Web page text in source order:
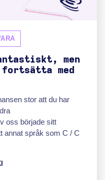
men
fortsätta med
stor att du har
oss började sitt
annat språk som C / C